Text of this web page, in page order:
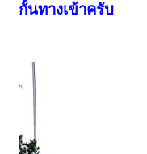
กั้นทางเข้าครับ